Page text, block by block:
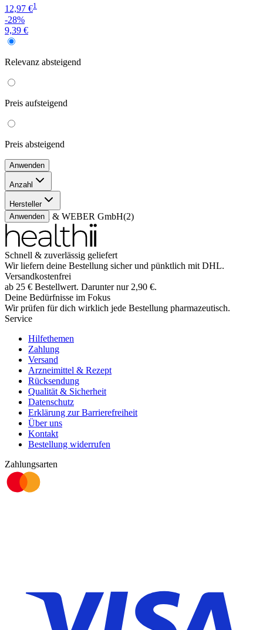
12,97 €1
-28%
9,39 €
Relevanz absteigend
Preis aufsteigend
Preis absteigend
Anwenden
Anzahl
1)
30 ml(1)
Hersteller
WEBER & WEBER GmbH(2)
Anwenden
Schnell & zuverlässig geliefert
Wir liefern deine Bestellung sicher und pünktlich mit DHL.
Versandkostenfrei
ab 25 € Bestellwert. Darunter nur 2,90 €.
Deine Bedürfnisse im Fokus
Wir prüfen für dich wirklich jede Bestellung pharmazeutisch.
Service
Hilfethemen
Zahlung
Versand
Arzneimittel & Rezept
Rücksendung
Qualität & Sicherheit
Datenschutz
Erklärung zur Barrierefreiheit
Über uns
Kontakt
Bestellung widerrufen
Zahlungsarten